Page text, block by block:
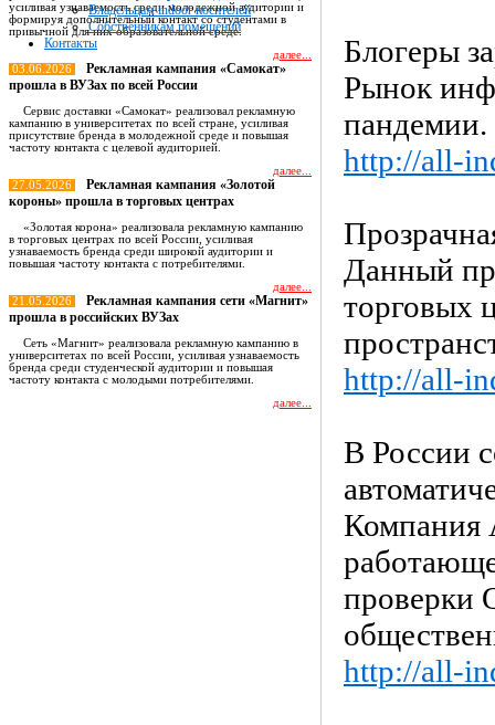
Владельцам indoor носителей
Собственникам помещений
Контакты
усиливая узнаваемость среди молодежной аудитории и
формируя дополнительный контакт со студентами в
привычной для них образовательной среде.
далее...
03.06.2026
Рекламная кампания «Самокат»
прошла в ВУЗах по всей России
Сервис доставки «Самокат» реализовал рекламную
кампанию в университетах по всей стране, усиливая
присутствие бренда в молодежной среде и повышая
частоту контакта с целевой аудиторией.
далее...
27.05.2026
Рекламная кампания «Золотой
короны» прошла в торговых центрах
«Золотая корона» реализовала рекламную кампанию
в торговых центрах по всей России, усиливая
узнаваемость бренда среди широкой аудитории и
повышая частоту контакта с потребителями.
далее...
21.05.2026
Рекламная кампания сети «Магнит»
прошла в российских ВУЗах
Сеть «Магнит» реализовала рекламную кампанию в
университетах по всей России, усиливая узнаваемость
бренда среди студенческой аудитории и повышая
частоту контакта с молодыми потребителями.
далее...
Блогеры
Рынок
пандемии.
http://all-
Данный
торговых
http://all-
В России
Компания
проверки
http://all-